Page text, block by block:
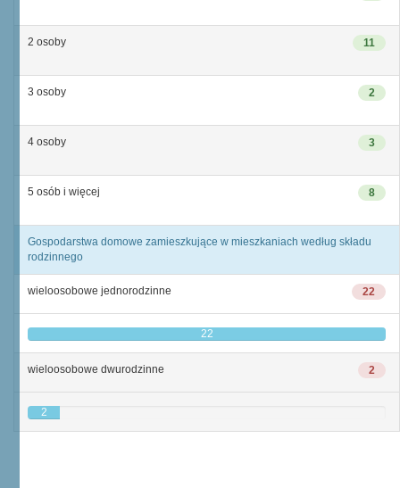
11
2 osoby
2
3 osoby
3
4 osoby
8
5 osób i więcej
Gospodarstwa domowe zamieszkujące w mieszkaniach według składu
rodzinnego
22
wieloosobowe jednorodzinne
22
2
wieloosobowe dwurodzinne
2